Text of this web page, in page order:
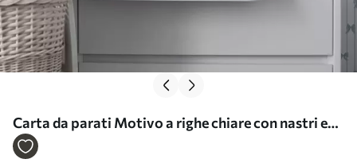
Carta da parati Motivo a righe chiare con nastri e
fiocchi Nr. a01076v3